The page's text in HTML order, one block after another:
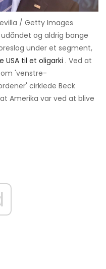
/ Getty Images
og aldrig bange
under et segment,
USA til et oligarki . Ved at
'venstre-
cirklede Beck
Amerika var ved at blive